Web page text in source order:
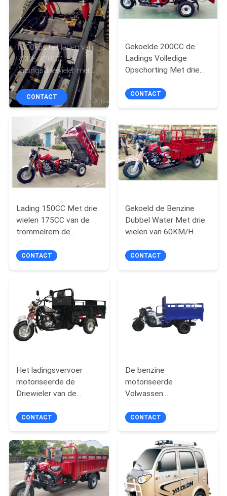
CONTACTEER
ONS
NIEUWS
VERZOEK
OM
EEN
CITAAT
SITEMAP
PRIVACY
POLICY
1500kgs het laden van
RODE 200CC-
Ladingsdriewieler met
Olierem
CONTACT
Gekoelde 200CC de
Ladings Volledige
Opschorting Met drie
Ladingslading Lucht
CONTACT
Lading 150CC Met drie
wielen 175CC van de
trommelrem de
Stortplaats 200CC
CONTACT
Gekoeld de Benzine
Dubbel Water Met drie
wielen van 60KM/H
CONTACT
Het ladingsvervoer
motoriseerde de
Driewieler van de
CONTACT
De benzine
motoriseerde
Volwassen
Benzinedriewieler
CONTACT